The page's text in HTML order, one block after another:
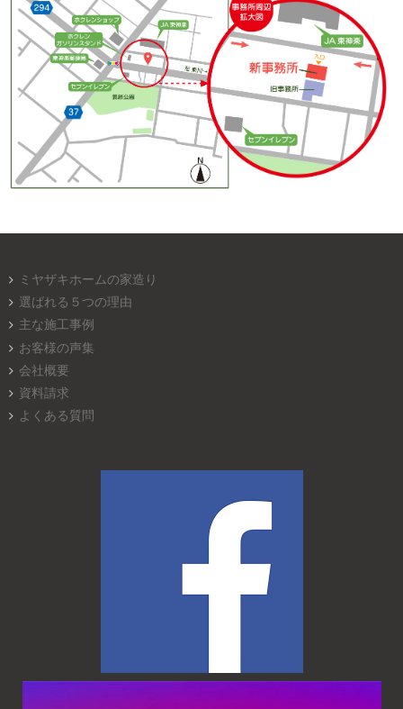
ミヤザキホームの家造り
選ばれる５つの理由
主な施工事例
お客様の声集
会社概要
資料請求
よくある質問